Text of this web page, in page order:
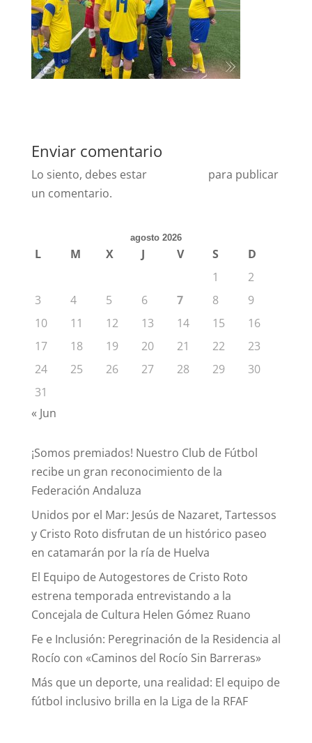
Enviar comentario
Lo siento, debes estar
para publicar
un comentario.
agosto 2026
L M X J V S
D
1
2
3
4 5 6 7 8
9
10
11 12 13 14 15
16
17
18 19 20 21 22
23
24
25 26 27 28 29
30
31
« Jun
¡Somos premiados! Nuestro Club de Fútbol
recibe un gran reconocimiento de la
Federación Andaluza
Unidos por el Mar: Jesús de Nazaret, Tartessos
y Cristo Roto disfrutan de un histórico paseo
en catamarán por la ría de Huelva
El Equipo de Autogestores de Cristo Roto
estrena temporada entrevistando a la
Concejala de Cultura Helen Gómez Ruano
Fe e Inclusión: Peregrinación de la Residencia al
Rocío con «Caminos del Rocío Sin Barreras»
Más que un deporte, una realidad: El equipo de
fútbol inclusivo brilla en la Liga de la RFAF